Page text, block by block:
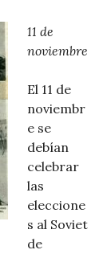
11 de
noviembre
El 11 de
noviembr
e se
debían
celebrar
las
eleccione
s al Soviet
de